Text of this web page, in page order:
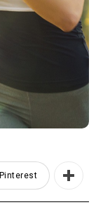
Pinterest